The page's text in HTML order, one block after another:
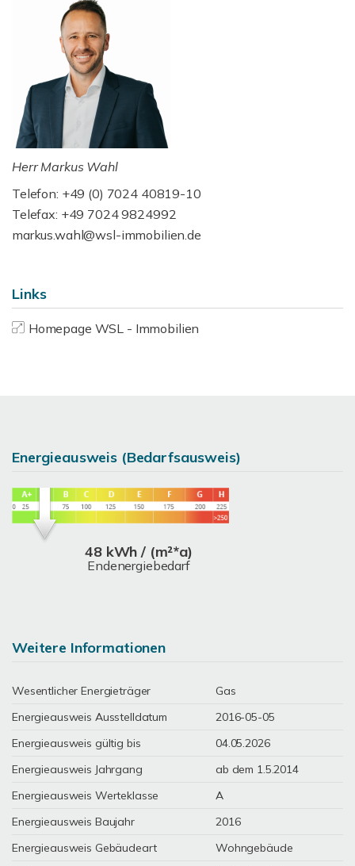
Herr Markus Wahl
Telefon: +49 (0) 7024 40819-10
Telefax: +49 7024 9824992
markus.wahl@wsl-immobilien.de
Links
Homepage WSL - Immobilien
Energieausweis (Bedarfsausweis)
48 kWh / (m²*a)
Endenergiebedarf
Weitere Informationen
Wesentlicher Energieträger
Gas
Energieausweis Ausstelldatum
2016-05-05
Energieausweis gültig bis
04.05.2026
Energieausweis Jahrgang
ab dem 1.5.2014
Energieausweis Werteklasse
A
Energieausweis Baujahr
2016
Energieausweis Gebäudeart
Wohngebäude